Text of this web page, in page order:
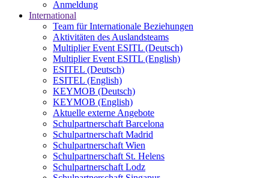
Anmeldung
International
Team für Internationale Beziehungen
Aktivitäten des Auslandsteams
Multiplier Event ESITL (Deutsch)
Multiplier Event ESITL (English)
ESITEL (Deutsch)
ESITEL (English)
KEYMOB (Deutsch)
KEYMOB (English)
Aktuelle externe Angebote
Schulpartnerschaft Barcelona
Schulpartnerschaft Madrid
Schulpartnerschaft Wien
Schulpartnerschaft St. Helens
Schulpartnerschaft Lodz